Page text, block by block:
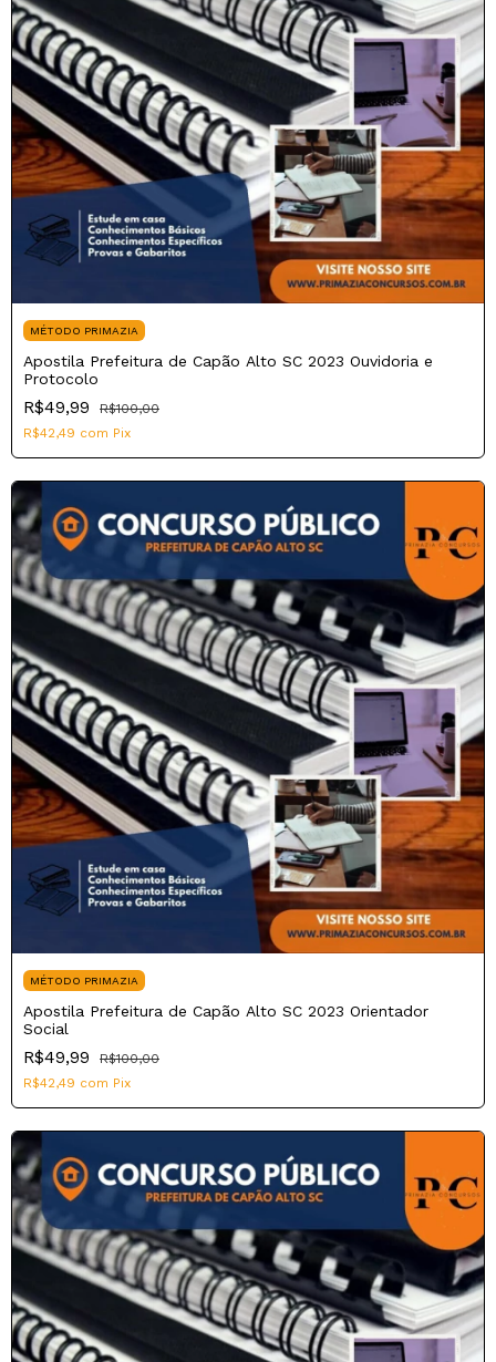
MÉTODO PRIMAZIA
Apostila Prefeitura de Capão Alto SC 2023 Ouvidoria e
Protocolo
R$49,99
R$100,00
R$42,49 com Pix
MÉTODO PRIMAZIA
Apostila Prefeitura de Capão Alto SC 2023 Orientador
Social
R$49,99
R$100,00
R$42,49 com Pix